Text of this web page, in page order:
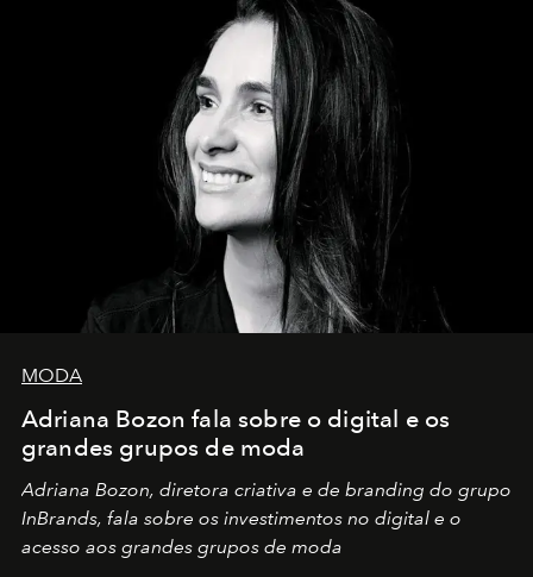
MODA
Adriana Bozon fala sobre o digital e os
grandes grupos de moda
Adriana Bozon, diretora criativa e de branding do grupo
InBrands, fala sobre os investimentos no digital e o
acesso aos grandes grupos de moda